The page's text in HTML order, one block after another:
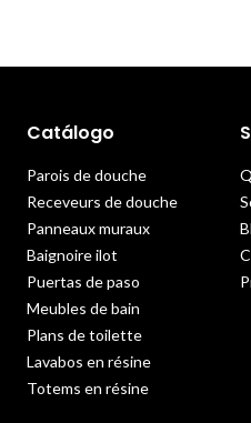
Catálogo
Parois de douche
Receveurs de douche
Panneaux muraux
Baignoire ilot
Puertas de paso
Meubles de bain
Plans de toilette
Lavabos en résine
Totems en résine